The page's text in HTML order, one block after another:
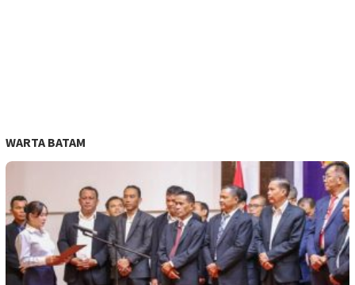
WARTA BATAM